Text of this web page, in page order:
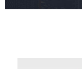
BARROS